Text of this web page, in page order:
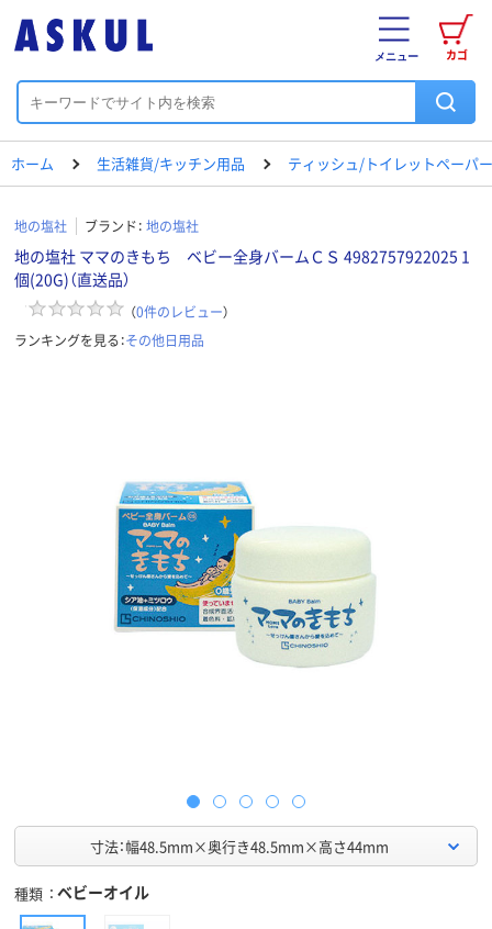
カゴ
メニュー
ホーム 生活雑貨/キッチン用品 ティッシュ/トイレットペーパ
地の塩社 ブランド： 地の塩社
地の塩社 ママのきもち ベビー全身バームＣＳ 4982757922025 1
個(20G)（直送品）
（0件のレビュー）
ランキングを見る：その他日用品
寸法：幅48.5mm×奥行き48.5mm×高さ44mm
種類 ベビーオイル